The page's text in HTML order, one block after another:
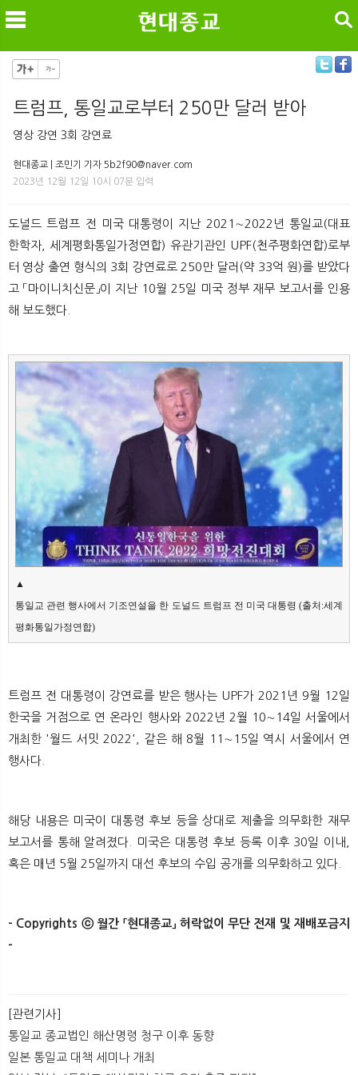
메
뉴
검색
트럼프, 통일교로부터 250만 달러 받아
영상 강연 3회 강연료
현대종교 | 조민기 기자 5b2f90@naver.com
2023년 12월 12일 10시 07분 입력
도널드 트럼프 전 미국 대통령이 지난 2021∼2022년 통일교(대표
한학자, 세계평화통일가정연합) 유관기관인 UPF(천주평화연합)로부
터 영상 출연 형식의 3회 강연료로 250만 달러(약 33억 원)를 받았다
고 「마이니치신문」이 지난 10월 25일 미국 정부 재무 보고서를 인용
해 보도했다.
▲
통일교 관련 행사에서 기조연설을 한 도널드 트럼프 전 미국 대통령 (출처:세계
트럼프 전 대통령이 강연료를 받은 행사는 UPF가 2021년 9월 12일
한국을 거점으로 연 온라인 행사와 2022년 2월 10∼14일 서울에서
개최한 '월드 서밋 2022', 같은 해 8월 11∼15일 역시 서울에서 연
행사다.
해당 내용은 미국이 대통령 후보 등을 상대로 제출을 의무화한 재무
보고서를 통해 알려졌다. 미국은 대통령 후보 등록 이후 30일 이내,
혹은 매년 5월 25일까지 대선 후보의 수입 공개를 의무화하고 있다.
- Copyrights ⓒ 월간 「현대종교」 허락없이 무단 전재 및 재배포금지
- ​​
[관련기사]
통일교 종교법인 해산명령 청구 이후 동향
일본 통일교 대책 세미나 개최